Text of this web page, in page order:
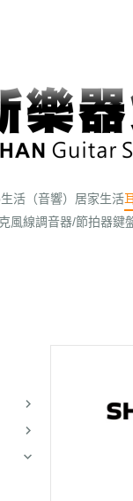
活（音響） 居家生活
風線調音器/節拍器鍵